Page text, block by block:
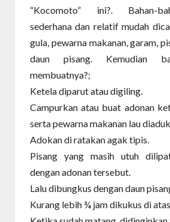
“Kocomoto” ini?. Bahan-
sederhana dan relatif mudah
gula, pewarna makanan, garam,
daun pisang. Kemudian
membuatnya?;
Ketela diparut atau digiling.
Campurkan atau buat adonan
serta pewarna makanan lau
Adokan di ratakan agak tipis.
Pisang yang masih utuh
dengan adonan tersebut.
Lalu dibungkus dengan daun
Kurang lebih ¾ jam dikukus di